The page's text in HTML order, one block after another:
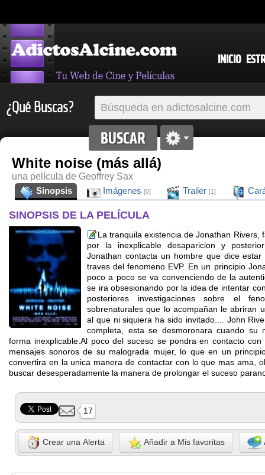
INICIO
¿Qué Buscas?
White noise (más allá)
una película de Geoffrey Sax
Sinopsis
Imágenes [0] Trailer [1]
SINOPSIS DE LA PELÍCULA
La tranquila existencia de Jonathan Rivers,
por la inexplicable desaparicion y
Jonathan contacta un hombre que dice
traves del fenomeno EVP. En un principio
poco a poco se va convenciendo de la
se ira obsesionando por la idea de intentar
posteriores investigaciones sobre el
sobrenaturales que lo acompañan le abriran
al que ni siquiera ha sido invitado.... John
completa, esta se desmoronara cuando su
forma inexplicable.Al poco del suceso se pondra en contacto
mensajes sonoros de su malograda mujer, lo que en un
convertira en la unica manera de contactar con lo que mas ama,
buscar desesperadamente la manera de prolongar el suceso
17
Crear una Alerta Añadir a Mis favoritas